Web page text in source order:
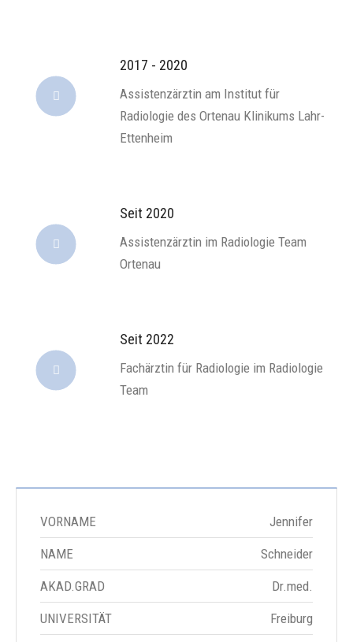
2017 - 2020
Assistenzärztin am Institut für
Radiologie des Ortenau Klinikums Lahr-
Ettenheim
Seit 2020
Assistenzärztin im Radiologie Team
Ortenau
Seit 2022
Fachärztin für Radiologie im Radiologie
Team
VORNAME Jennifer
NAME Schneider
AKAD.GRAD Dr.med.
UNIVERSITÄT Freiburg